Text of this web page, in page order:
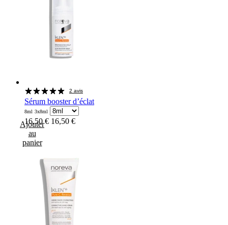
2 avis
Sérum booster d’éclat
8ml 3x8ml
16,50 € 16,50 €
Ajouter
au
panier